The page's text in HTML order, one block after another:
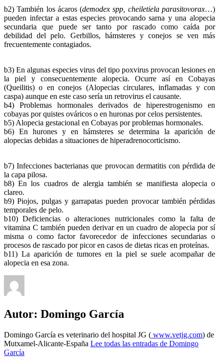
b2) También los ácaros (demodex spp, cheiletiela parasitovorax…)
pueden infectar a estas especies provocando sarna y una alopecia
secundaria que puede ser tanto por rascado como caída por
debilidad del pelo. Gerbillos, hámsteres y conejos se ven más
frecuentemente contagiados.
b3) En algunas especies virus del tipo poxvirus provocan lesiones en
la piel y consecuentemente alopecia. Ocurre así en Cobayas
(Queilitis) o en conejos (Alopecias circulares, inflamadas y con
caspa) aunque en este caso sería un retrovirus el causante.
b4) Problemas hormonales derivados de hiperestrogenismo en
cobayas por quistes ováricos o en huronas por celos persistentes.
b5) Alopecia gestacional en Cobayas por problemas hormonales.
b6) En hurones y en hámsteres se determina la aparición de
alopecias debidas a situaciones de hiperadrenocorticismo.
b7) Infecciones bacterianas que provocan dermatitis con pérdida de
la capa pilosa.
b8) En los cuadros de alergia también se manifiesta alopecia o
clareo.
b9) Piojos, pulgas y garrapatas pueden provocar también pérdidas
temporales de pelo.
b10) Deficiencias o alteraciones nutricionales como la falta de
vitamina C también pueden derivar en un cuadro de alopecia por sí
misma o como factor favorecedor de infecciones secundarias o
procesos de rascado por picor en casos de dietas ricas en proteínas.
b11) La aparición de tumores en la piel se suele acompañar de
alopecia en esa zona.
Autor: Domingo García
Domingo García es veterinario del hospital JG ( www.vetjg.com) de
Mutxamel-Alicante-España Lee todas las entradas de Domingo
García